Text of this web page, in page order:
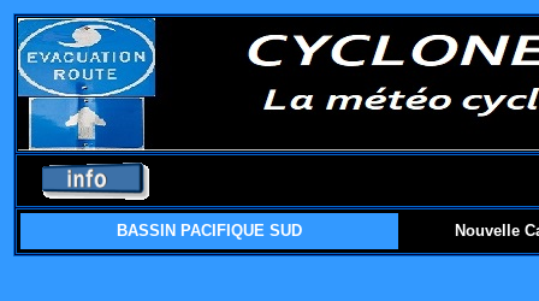
BASSIN PACIFIQUE SUD Nouvelle